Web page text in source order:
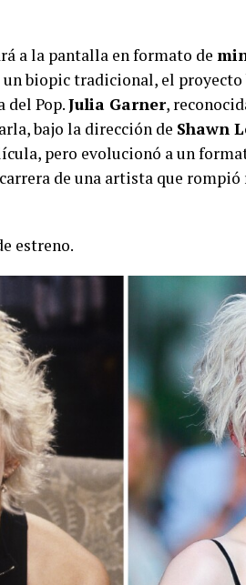
a la pantalla en formato de
un biopic tradicional, el
del Pop.Julia Garner,
bajo la dirección de Shawn
pero evolucionó a un
de una artista que rompió
estreno.